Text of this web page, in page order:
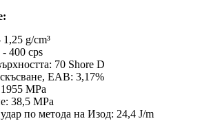
g/cm³
- 400 cps
70 Shore D
EAB: 3,17%
MPa
38,5 MPa
по метода на Изод: 24,4 J/m